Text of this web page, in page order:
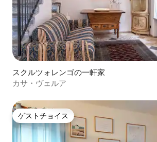
スクルツォレンゴの一軒家
カサ・ヴェルア
ゲストチョイス
ゲストチョイス